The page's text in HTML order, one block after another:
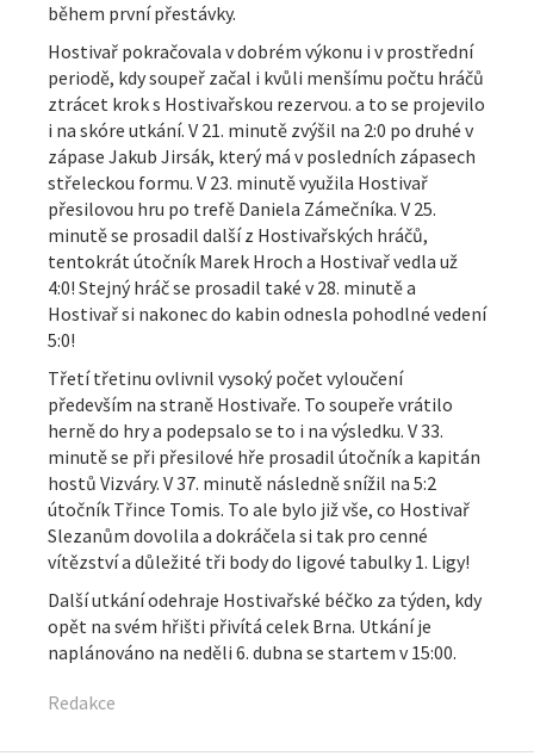
během první přestávky.
Hostivař pokračovala v dobrém výkonu i v prostřední
periodě, kdy soupeř začal i kvůli menšímu počtu hráčů
ztrácet krok s Hostivařskou rezervou. a to se projevilo
i na skóre utkání. V 21. minutě zvýšil na 2:0 po druhé v
zápase Jakub Jirsák, který má v posledních zápasech
střeleckou formu. V 23. minutě využila Hostivař
přesilovou hru po trefě Daniela Zámečníka. V 25.
minutě se prosadil další z Hostivařských hráčů,
tentokrát útočník Marek Hroch a Hostivař vedla už
4:0! Stejný hráč se prosadil také v 28. minutě a
Hostivař si nakonec do kabin odnesla pohodlné vedení
5:0!
Třetí třetinu ovlivnil vysoký počet vyloučení
především na straně Hostivaře. To soupeře vrátilo
herně do hry a podepsalo se to i na výsledku. V 33.
minutě se při přesilové hře prosadil útočník a kapitán
hostů Vizváry. V 37. minutě následně snížil na 5:2
útočník Třince Tomis. To ale bylo již vše, co Hostivař
Slezanům dovolila a dokráčela si tak pro cenné
vítězství a důležité tři body do ligové tabulky 1. Ligy!
Další utkání odehraje Hostivařské béčko za týden, kdy
opět na svém hřišti přivítá celek Brna. Utkání je
naplánováno na neděli 6. dubna se startem v 15:00.
Redakce